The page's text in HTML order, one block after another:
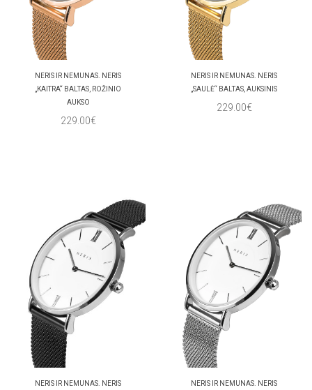
NERIS IR NEMUNAS. NERIS
„KAITRA“ BALTAS, ROŽINIO
AUKSO
229.00€
NERIS IR NEMUNAS. NERIS
„SAULĖ“ BALTAS, AUKSINIS
229.00€
NERIS IR NEMUNAS. NERIS
NERIS IR NEMUNAS. NERIS